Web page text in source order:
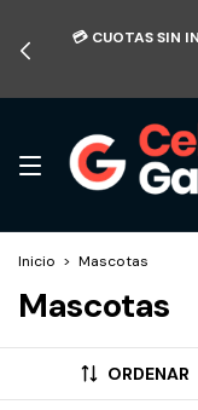
💳 CUOTAS SIN
Inicio > Mascotas
Mascotas
ORDENAR